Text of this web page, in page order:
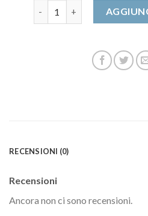
scarpe running uomo
RECENSIONI (0)
Recensioni
Ancora non ci sono recensioni.